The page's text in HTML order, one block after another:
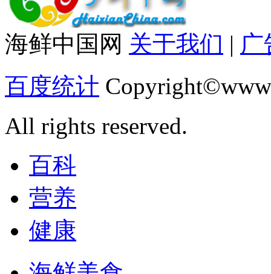
海鲜中国网 关于我们 | 广
百度统计
All rights reserved.
百科
营养
健康